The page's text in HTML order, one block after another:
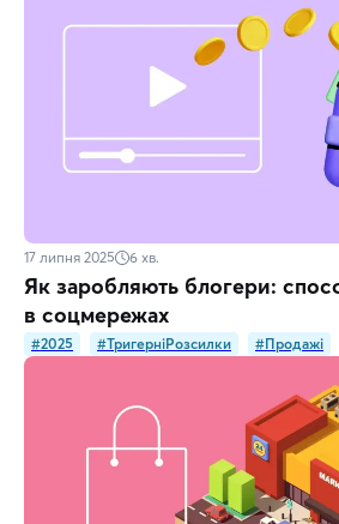
17 липня 2025 6 хв.
Як заробляють блогери:
в соцмережах
#2025 #ТригерніРозсилки #Продажі